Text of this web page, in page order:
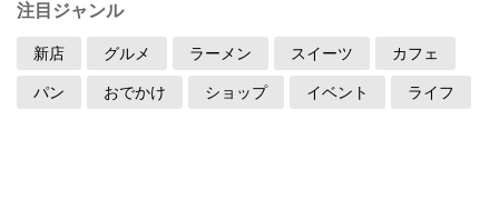
注目ジャンル
新店 グルメ ラーメン スイーツ カフェ
パン おでかけ ショップ イベント ライフ